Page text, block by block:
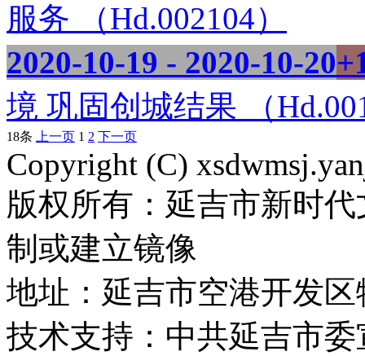
服务 （Hd.002104）
2020-10-19 - 2020-10-20
境 巩固创城结果 （
18条 上一页 1 2 下一页
Copyright (C)
版权所有：延吉市新时
制或建立镜像
地址：延吉市空港开发
技术支持：中共延吉市